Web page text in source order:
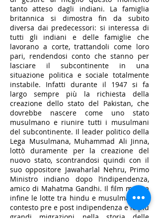
tanto atteso dagli indiani. La famiglia
britannica si dimostra fin da subito
diversa dai predecessori: si interessa di
tutti gli indiani e delle famiglie che
lavorano a corte, trattandoli come loro
pari, rendendosi conto che stanno per
lasciare il subcontinente in una
situazione politica e sociale totalmente
instabile. Infatti durante il 1947 si fa
largo sempre più la richiesta della
creazione dello stato del Pakistan, che
dovrebbe nascere come uno stato
musulmano e riunire tutti i musulmani
del subcontinente. Il leader politico della
Lega Musulmana, Muhammad Ali Jinna,
lottò duramente per la creazione del
nuovo stato, scontrandosi quindi con il
suo oppositore Jawaharlal Nehru, Primo
Ministro indiano dopo l’indipendenza,
amico di Mahatma Gandhi. Il film mostra
infine le lotte tra hindu e musulmani nel
contesto pre e post indipendenza e le più
grandi migrazioni nella storia delle